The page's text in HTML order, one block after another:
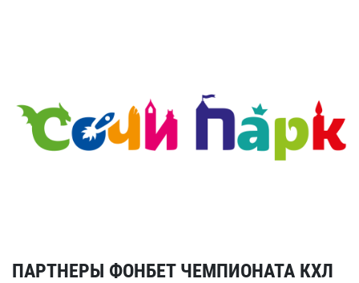
ПАРТНЕРЫ ФОНБЕТ ЧЕМПИОНАТА КХЛ